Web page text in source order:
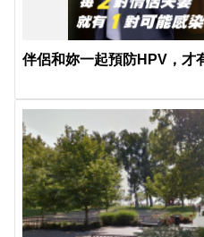
伴侶和妳一起預防HPV，才